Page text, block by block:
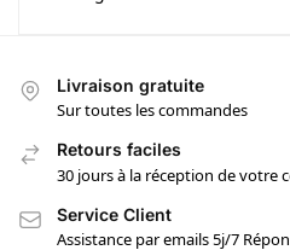
Livraison gratuite
Sur toutes les commandes
Retours faciles
30 jours à la réception de votre
Service Client
Assistance par emails 5j/7